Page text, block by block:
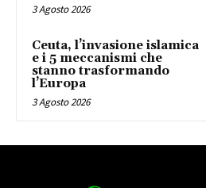
3 Agosto 2026
Ceuta, l’invasione islamica
e i 5 meccanismi che
stanno trasformando
l’Europa
3 Agosto 2026